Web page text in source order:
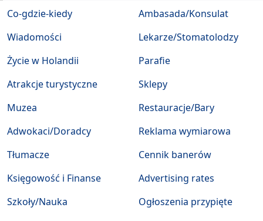
Co-gdzie-kiedy
Wiadomości
Życie w Holandii
Atrakcje turystyczne
Muzea
Ambasada/Konsulat
Lekarze/Stomatolodzy
Parafie
Sklepy
Restauracje/Bary
Adwokaci/Doradcy
Tłumacze
Księgowość i Finanse
Szkoły/Nauka
Reklama wymiarowa
Cennik banerów
Advertising rates
Ogłoszenia przypięte